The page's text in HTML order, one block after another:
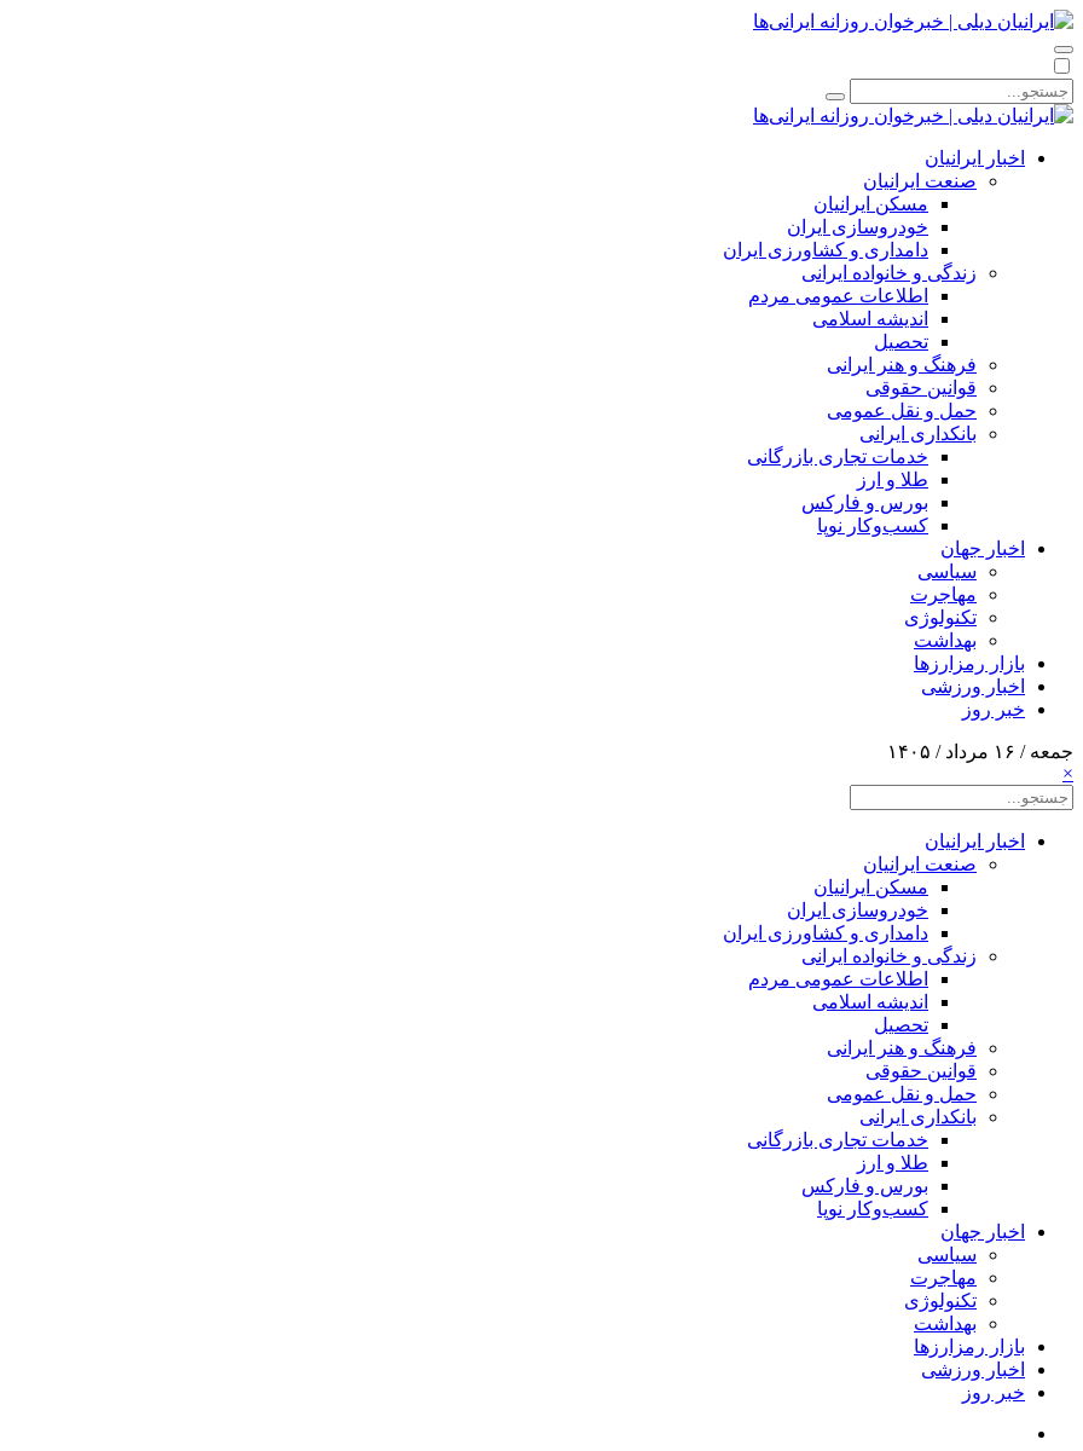
اخبار ایرانیان
صنعت ایرانیان
مسکن ایرانیان
خودروسازی ایران
دامداری و کشاورزی ایران
زندگی و خانواده ایرانی
اطلاعات عمومی مردم
اندیشه اسلامی
تحصیل
فرهنگ و هنر ایرانی
قوانین حقوقی
حمل و نقل عمومی
بانکداری ایرانی
خدمات تجاری بازرگانی
طلا و ارز
بورس و فارکس
کسب‌وکار نوپا
اخبار جهان
سیاسی
مهاجرت
تکنولوژی
بهداشت
بازار رمزارزها
اخبار ورزشی
خبر روز
جمعه / ۱۶ مرداد / ۱۴۰۵
×
اخبار ایرانیان
صنعت ایرانیان
مسکن ایرانیان
خودروسازی ایران
دامداری و کشاورزی ایران
زندگی و خانواده ایرانی
اطلاعات عمومی مردم
اندیشه اسلامی
تحصیل
فرهنگ و هنر ایرانی
قوانین حقوقی
حمل و نقل عمومی
بانکداری ایرانی
خدمات تجاری بازرگانی
طلا و ارز
بورس و فارکس
کسب‌وکار نوپا
اخبار جهان
سیاسی
مهاجرت
تکنولوژی
بهداشت
بازار رمزارزها
اخبار ورزشی
خبر روز